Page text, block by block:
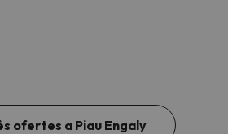
ofertes a Piau Engaly